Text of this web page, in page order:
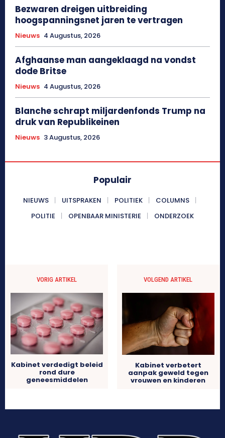
Bezwaren dreigen uitbreiding
hoogspanningsnet jaren te vertragen
Nieuws 4 Augustus, 2026
Afghaanse man aangeklaagd na vondst
dode Britse
Nieuws 4 Augustus, 2026
Blanche schrapt miljardenfonds Trump na
druk van Republikeinen
Nieuws 3 Augustus, 2026
Populair
NIEUWS UITSPRAKEN POLITIEK
COLUMNS
POLITIE
OPENBAAR MINISTERIE ONDERZOEK
VORIG ARTIKEL
Kabinet verdedigt beleid
rond dure
geneesmiddelen
VOLGEND ARTIKEL
Kabinet verbetert
aanpak geweld tegen
vrouwen en kinderen